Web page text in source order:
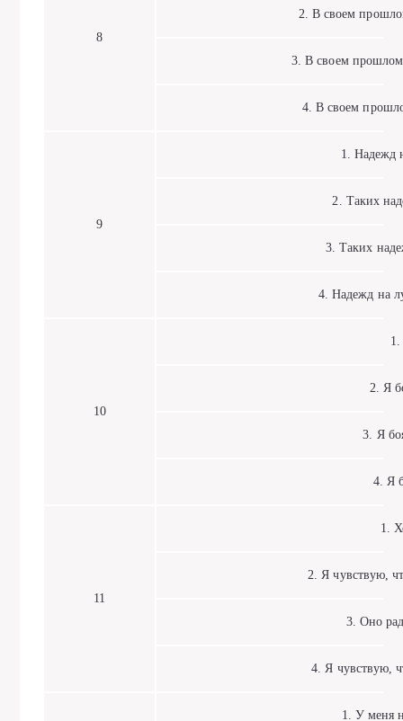
8
2. В своем
3. В своем прошлом
4. В своем
9
1. Надежд
2. Таких
3. Таких
4. Надежд на
10
1.
2. Я
3. Я
4. Я
11
1.
2. Я чувствую,
3. Оно
4. Я чувствую,
1. У меня